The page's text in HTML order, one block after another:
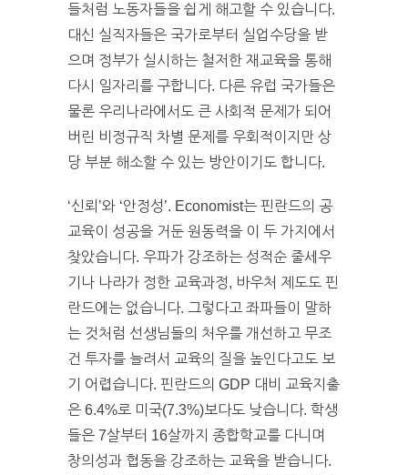
들처럼 노동자들을 쉽게 해고할 수 있습니다.
대신 실직자들은 국가로부터 실업수당을 받
으며 정부가 실시하는 철저한 재교육을 통해
다시 일자리를 구합니다. 다른 유럽 국가들은
물론 우리나라에서도 큰 사회적 문제가 되어
버린 비정규직 차별 문제를 우회적이지만 상
당 부분 해소할 수 있는 방안이기도 합니다.
‘신뢰’와 ‘안정성’. Economist는 핀란드의 공
교육이 성공을 거둔 원동력을 이 두 가지에서
찾았습니다. 우파가 강조하는 성적순 줄세우
기나 나라가 정한 교육과정, 바우처 제도도 핀
란드에는 없습니다. 그렇다고 좌파들이 말하
는 것처럼 선생님들의 처우를 개선하고 무조
건 투자를 늘려서 교육의 질을 높인다고도 보
기 어렵습니다. 핀란드의 GDP 대비 교육지출
은 6.4%로 미국(7.3%)보다도 낮습니다. 학생
들은 7살부터 16살까지 종합학교를 다니며
창의성과 협동을 강조하는 교육을 받습니다.